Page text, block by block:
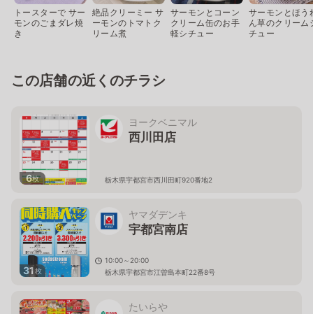
トースターで サー
モンのごまダレ焼
き
絶品クリーミー サ
ーモンのトマトク
リーム煮
サーモンとコーン
クリーム缶のお手
軽シチュー
サーモンとほう
ん草のクリーム
チュー
この店舗の近くのチラシ
6枚
ヨークベニマル
西川田店
栃木県宇都宮市西川田町920番地2
31枚
ヤマダデンキ
宇都宮南店
10:00～20:00
栃木県宇都宮市江曽島本町22番8号
たいらや